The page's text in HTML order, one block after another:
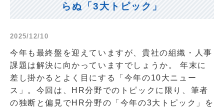
らぬ「3大トピック」
2025/12/10
今年も最終盤を迎えていますが、貴社の組織・人事
課題は解決に向かっていますでしょうか。 年末に
差し掛かるとよく目にする「今年の10大ニュー
ス」。今回は、HR分野でのトピックに限り、筆者
の独断と偏見でHR分野の「今年の3大トピック」を